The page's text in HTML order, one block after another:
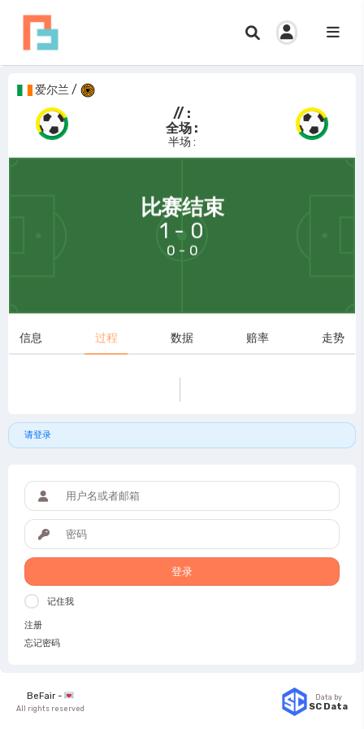
爱尔兰 /
// :
全场 :
半场 :
比赛结束
1 - 0
0 - 0
信息 过程 数据 赔率 走势
请登录
登录
记住我
注册
忘记密码
BeFair -
All rights reserved
Data by
SC Data